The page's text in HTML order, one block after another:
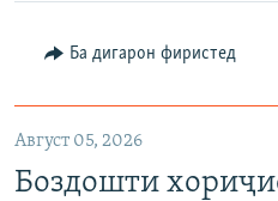
Ба дигарон фиристед
Август 05, 2026
Боздошти